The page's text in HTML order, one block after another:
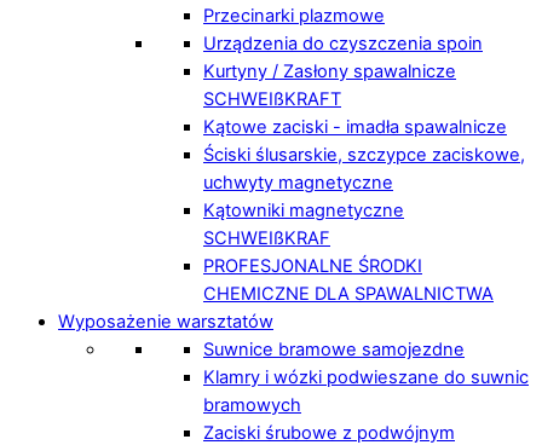
Przecinarki plazmowe
Urządzenia do czyszczenia spoin
Kurtyny / Zasłony spawalnicze
SCHWEIßKRAFT
Kątowe zaciski - imadła spawalnicze
Ściski ślusarskie, szczypce zaciskowe,
uchwyty magnetyczne
Kątowniki magnetyczne
SCHWEIßKRAF
PROFESJONALNE ŚRODKI
CHEMICZNE DLA SPAWALNICTWA
Wyposażenie warsztatów
Suwnice bramowe samojezdne
Klamry i wózki podwieszane do suwnic
bramowych
Zaciski śrubowe z podwójnym